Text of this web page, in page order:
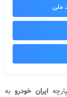
ملی
ایران خودرو به